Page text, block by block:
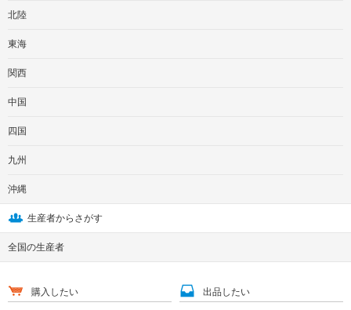
北陸
東海
関西
中国
四国
九州
沖縄
生産者からさがす
全国の生産者
購入したい 出品したい